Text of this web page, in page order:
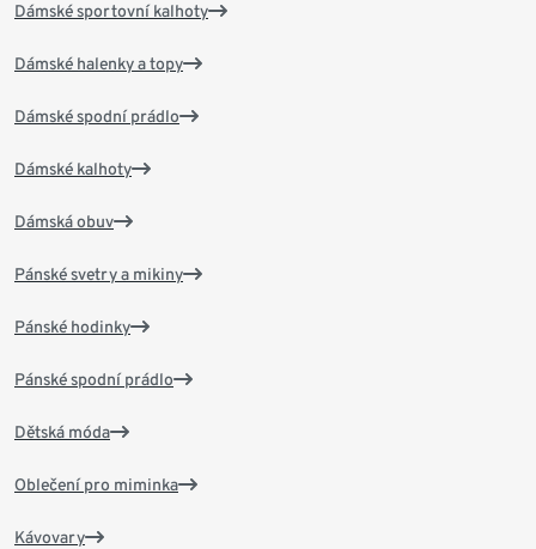
Dámské sportovní kalhoty
Dámské halenky a topy
Dámské spodní prádlo
Dámské kalhoty
Dámská obuv
Pánské svetry a mikiny
Pánské hodinky
Pánské spodní prádlo
Dětská móda
Oblečení pro miminka
Kávovary